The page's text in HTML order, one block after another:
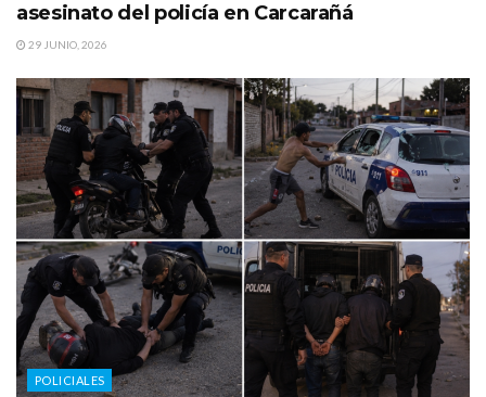
asesinato del policía en Carcarañá
29 JUNIO, 2026
POLICIALES